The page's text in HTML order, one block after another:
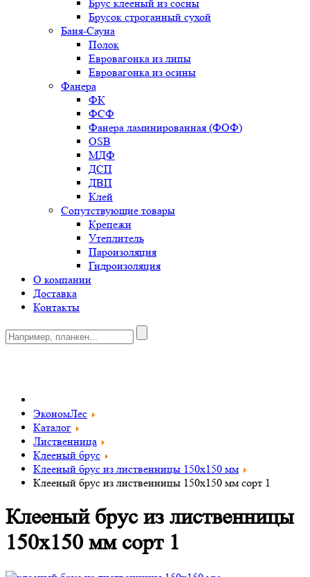
Брус клееный из сосны
Брусок строганный сухой
Баня-Сауна
Полок
Евровагонка из липы
Евровагонка из осины
Фанера
ФК
ФСФ
Фанера ламинированная (ФОФ)
OSB
МДФ
ДСП
ДВП
Клей
Сопутствующие товары
Крепежи
Утеплитель
Пароизоляция
Гидроизоляция
О компании
Доставка
Контакты
ЭкономЛес
Каталог
Лиственница
Клееный брус
Клееный брус из лиственницы 150х150 мм
Клееный брус из лиственницы 150x150 мм сорт 1
Клееный брус из лиственницы
150x150 мм сорт 1